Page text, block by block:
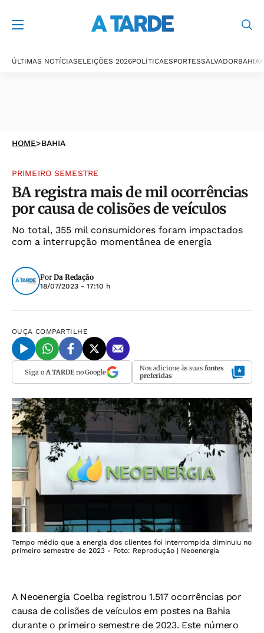
ÚLTIMAS NOTÍCIASELEIÇÕES 2026POLÍTICAESPORTESSALVADORBAHIA
HOME>BAHIA
PRIMEIRO SEMESTRE
BA registra mais de mil ocorrências
por causa de colisões de veículos
No total, 355 mil consumidores foram impactados
com a interrupção momentânea de energia
Por Da Redação
18/07/2023 - 17:10 h
OUÇA COMPARTILHE
Siga o A TARDEno Google Nos adicione às suas fontes
preferidas
Tempo médio que a energia dos clientes foi interrompida diminuiu no
primeiro semestre de 2023 - Foto: Reprodução | Neoenergia
A Neoenergia Coelba registrou 1.517 ocorrências por
causa de colisões de veículos em postes na Bahia
durante o primeiro semestre de 2023. Este número